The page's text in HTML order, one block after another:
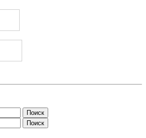
Поиск
Поиск